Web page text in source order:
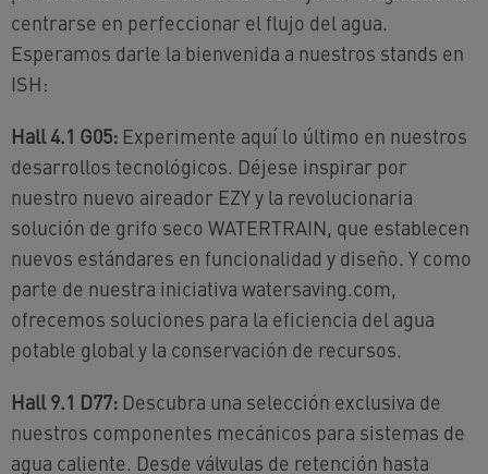
centrarse en perfeccionar el flujo del agua.
Esperamos darle la bienvenida a nuestros stands en
ISH:
Hall 4.1 G05: Experimente aquí lo último en nuestros
desarrollos tecnológicos. Déjese inspirar por
nuestro nuevo aireador EZY y la revolucionaria
solución de grifo seco WATERTRAIN, que establecen
nuevos estándares en funcionalidad y diseño. Y como
parte de nuestra iniciativa watersaving.com,
ofrecemos soluciones para la eficiencia del agua
potable global y la conservación de recursos.
Hall 9.1 D77: Descubra una selección exclusiva de
nuestros componentes mecánicos para sistemas de
agua caliente. Desde válvulas de retención hasta